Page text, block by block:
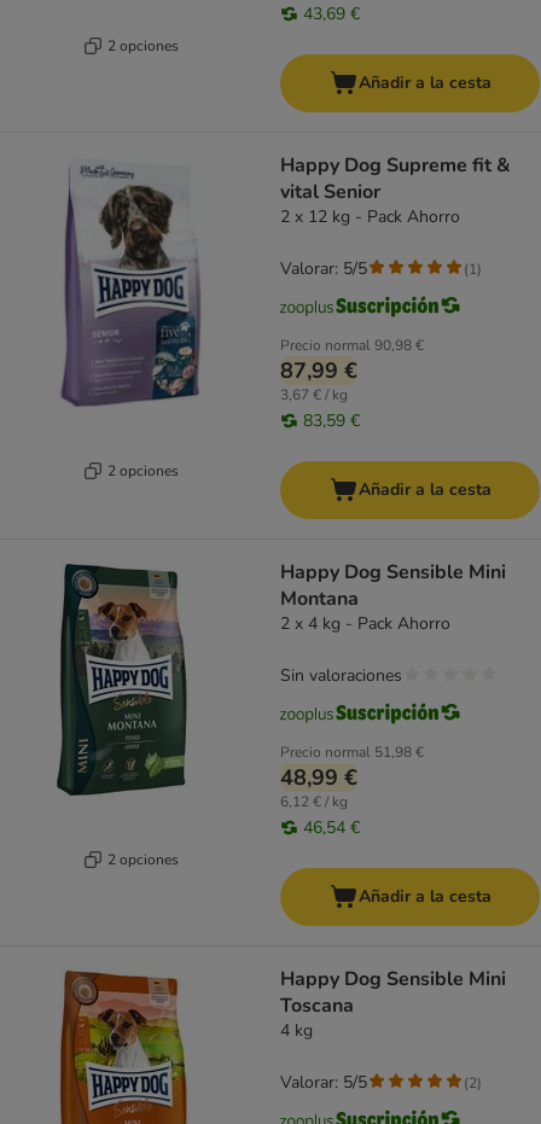
2 opciones
43,69 €
Añadir a la cesta
2 opciones
Happy Dog Supreme fit &
vital Senior
2 x 12 kg - Pack Ahorro
Precio normal90,98 €
87,99 €
3,67 € / kg
83,59 €
Valorar: 5/5 (1)
Añadir a la cesta
2 opciones
Happy Dog Sensible Mini
Montana
2 x 4 kg - Pack Ahorro
Precio normal 51,98 €
48,99 €
6,12 € / kg
46,54 €
Sin valoraciones
Añadir a la cesta
Happy Dog Sensible Mini
Toscana
4 kg
Valorar: 5/5 (2)